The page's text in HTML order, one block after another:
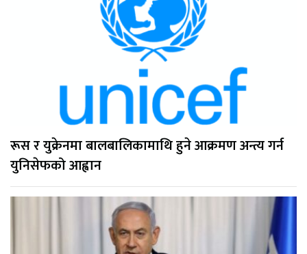
रूस र युक्रेनमा बालबालिकामाथि हुने आक्रमण अन्त्य गर्न
युनिसेफको आह्वान